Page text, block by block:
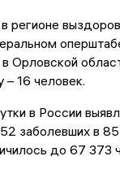
в регионе
Орловской
16 человек.
в России
заболевших в
до 67 373